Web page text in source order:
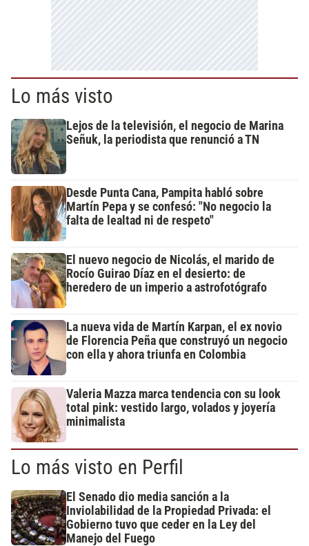
Lo más visto
Lejos de la televisión, el negocio de Marina
Señuk, la periodista que renunció a TN
Desde Punta Cana, Pampita habló sobre
Martín Pepa y se confesó: "No negocio la
falta de lealtad ni de respeto"
El nuevo negocio de Nicolás, el marido de
Rocío Guirao Díaz en el desierto: de
heredero de un imperio a astrofotógrafo
La nueva vida de Martín Karpan, el ex novio
de Florencia Peña que construyó un negocio
con ella y ahora triunfa en Colombia
Valeria Mazza marca tendencia con su look
total pink: vestido largo, volados y joyería
minimalista
Lo más visto en Perfil
El Senado dio media sanción a la
Inviolabilidad de la Propiedad Privada: el
Gobierno tuvo que ceder en la Ley del
Manejo del Fuego